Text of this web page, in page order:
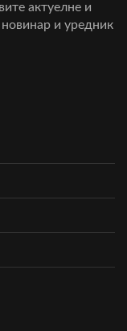
актуелне и
новинар и уредник